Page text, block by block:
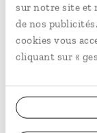
sur notre site et
de nos
cookies vous
cliquant sur «
Akhdar,
assister à
l'Arab
flâner
des fêtes